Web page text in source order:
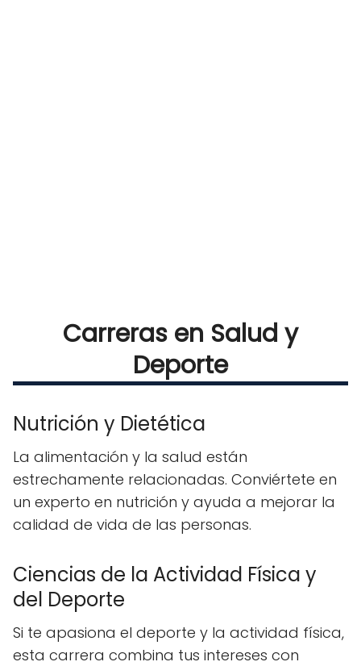
Carreras en Salud y
Deporte
Nutrición y Dietética
La alimentación y la salud están
estrechamente relacionadas. Conviértete en
un experto en nutrición y ayuda a mejorar la
calidad de vida de las personas.
Ciencias de la Actividad Física y
del Deporte
Si te apasiona el deporte y la actividad física,
esta carrera combina tus intereses con